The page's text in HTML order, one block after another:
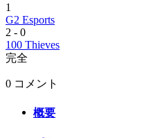
1
G2 Esports
2 - 0
100 Thieves
完全
0 コメント
概要